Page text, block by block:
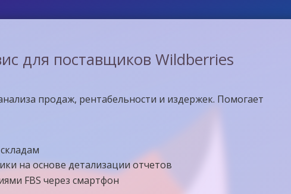
для поставщиков Wildberries
продаж, рентабельности и издержек. Помогает
на основе детализации отчетов
FBS через смартфон